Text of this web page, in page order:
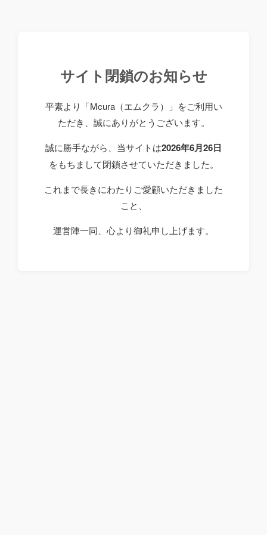
サイト閉鎖のお知らせ
平素より「Mcura（エムクラ）」をご利用い
ただき、誠にありがとうございます。
誠に勝手ながら、当サイトは2026年6月26日
をもちまして閉鎖させていただきました。
これまで長きにわたりご愛顧いただきました
こと、
運営陣一同、心より御礼申し上げます。